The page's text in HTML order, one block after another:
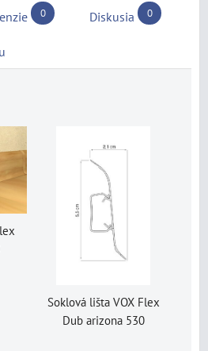
0 Diskusia 0
Soklová lišta VOX Flex
Dub arizona 530